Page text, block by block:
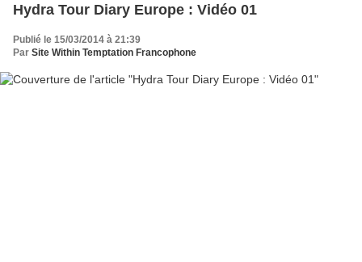
Hydra Tour Diary Europe : Vidéo 01
Publié le 15/03/2014 à 21:39
Par Site Within Temptation Francophone